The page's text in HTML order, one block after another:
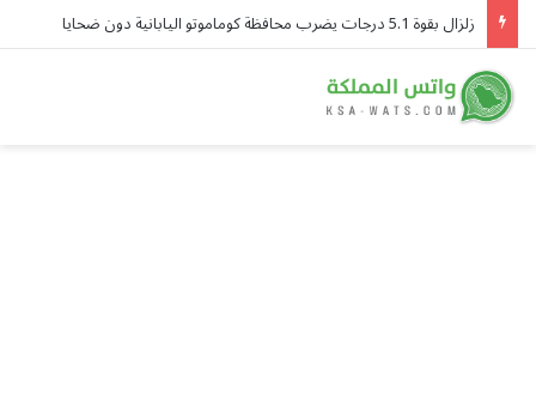
زلزال بقوة 5.1 درجات يضرب محافظة كوماموتو اليابانية دون ضحايا